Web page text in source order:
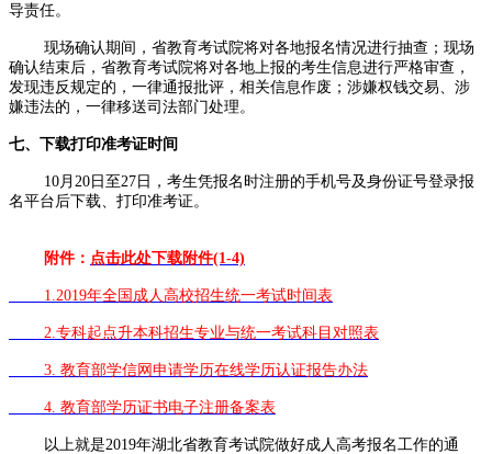
导责任。
现场确认期间，省教育考试院将对各地报名情况进行抽查；现场
确认结束后，省教育考试院将对各地上报的考生信息进行严格审查，
发现违反规定的，一律通报批评，相关信息作废；涉嫌权钱交易、涉
嫌违法的，一律移送司法部门处理。
七、下载打印准考证时间
10月20日至27日，考生凭报名时注册的手机号及身份证号登录报
名平台后下载、打印准考证。
附件： 点击此处下载附件(1-4)
1 2019年全国成人高校招生统一考试时间表
2.专科起点升本科招生专业与统一考试科目对照表
3. 教育部学信网申请学历在线学历认证报告办法
4. 教育部学历证书电子注册备案表
以上就是2019年湖北省教育考试院做好成人高考报名工作的通